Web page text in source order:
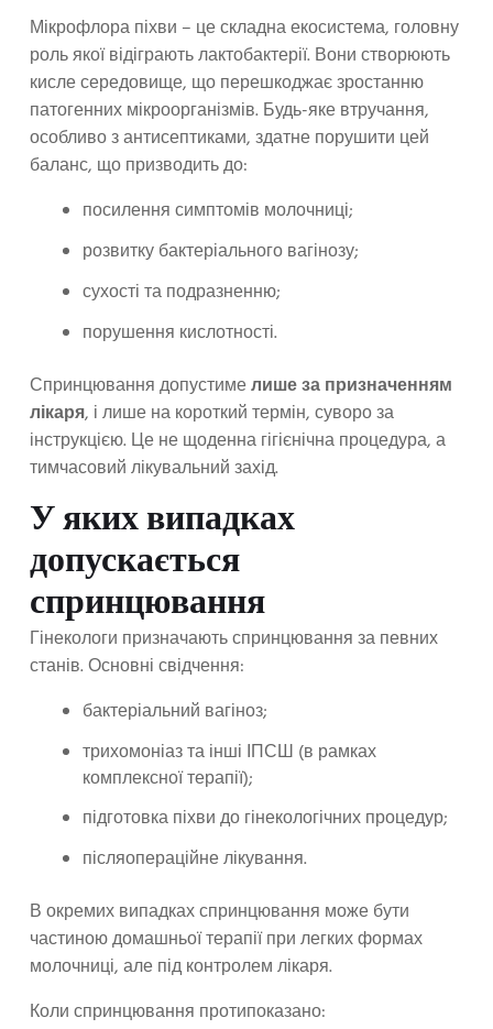
Мікрофлора піхви – це складна екосистема, головну
роль якої відіграють лактобактерії. Вони створюють
кисле середовище, що перешкоджає зростанню
патогенних мікроорганізмів. Будь-яке втручання,
особливо з антисептиками, здатне порушити цей
баланс, що призводить до:
посилення симптомів молочниці;
розвитку бактеріального вагінозу;
сухості та подразненню;
порушення кислотності.
Спринцювання допустимелише за призначенням
лікаря, і лише на короткий термін, суворо за
інструкцією. Це не щоденна гігієнічна процедура, а
тимчасовий лікувальний захід.
У яких випадках
допускається
спринцювання
Гінекологи призначають спринцювання за певних
станів. Основні свідчення:
бактеріальний вагіноз;
трихомоніаз та інші ІПСШ (в рамках
комплексної терапії);
підготовка піхви до гінекологічних процедур;
післяопераційне лікування.
В окремих випадках спринцювання може бути
частиною домашньої терапії при легких формах
молочниці, але під контролем лікаря.
Коли спринцювання протипоказано: